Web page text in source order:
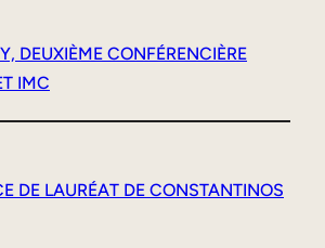
DEUXIÈME CONFÉRENCIÈRE
IMC
DE LAURÉAT DE CONSTANTINOS